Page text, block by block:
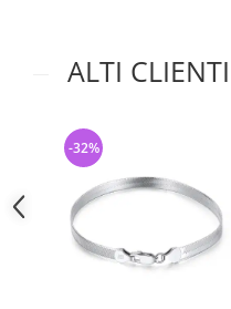
ALTI
-32%